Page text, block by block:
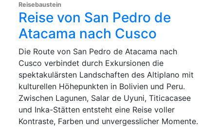
Reisebaustein
Reise von San Pedro de
Atacama nach Cusco
Die Route von San Pedro de Atacama nach
Cusco verbindet durch Exkursionen die
spektakulärsten Landschaften des Altiplano mit
kulturellen Höhepunkten in Bolivien und Peru.
Zwischen Lagunen, Salar de Uyuni, Titicacasee
und Inka-Stätten entsteht eine Reise voller
Kontraste, Farben und unvergesslicher Momente.